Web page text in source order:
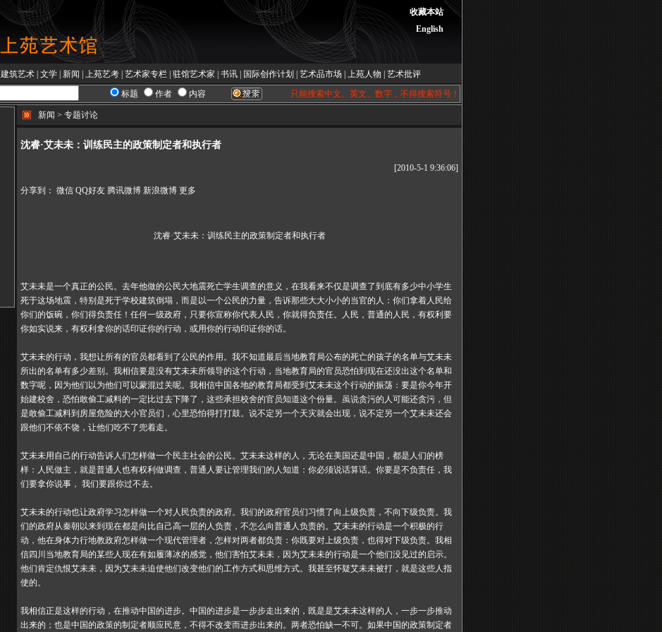
收藏本站
English
建筑艺术 文学 新闻 上苑艺考 艺术家专栏 驻馆艺术家 书讯 国际创作计划 艺术品市场 上苑人物
艺术批评
标题 作者 内容 只能搜索中文、英文、数字，不得搜索符号！
新闻 > 专题讨论
沈睿·艾未未：训练民主的政策制定者和执行者
[2010-5-1 9:36:06]
分享到： 微信 QQ好友 腾讯微博 新浪微博 更多
沈睿·艾未未：训练民主的政策制定者和执行者
艾未未是一个真正的公民。去年他做的公民大地震死亡学生调查的意义，在我看来不仅是调查了到底有多少中小学生
死于这场地震，特别是死于学校建筑倒塌，而是以一个公民的力量，告诉那些大大小小的当官的人：你们拿着人民给
你们的饭碗，你们得负责任！任何一级政府，只要你宣称你代表人民，你就得负责任。人民，普通的人民，有权利要
你如实说来，有权利拿你的话印证你的行动，或用你的行动印证你的话。
艾未未的行动，我想让所有的官员都看到了公民的作用。我不知道最后当地教育局公布的死亡的孩子的名单与艾未未
所出的名单有多少差别。我相信要是没有艾未未所领导的这个行动，当地教育局的官员恐怕到现在还没出这个名单和
数字呢，因为他们以为他们可以蒙混过关呢。我相信中国各地的教育局都受到艾未未这个行动的振荡：要是你今年开
始建校舍，恐怕敢偷工减料的一定比过去下降了，这些承担校舍的官员知道这个份量。虽说贪污的人可能还贪污，但
是敢偷工减料到房屋危险的大小官员们，心里恐怕得打打鼓。说不定另一个天灾就会出现，说不定另一个艾未未还会
跟他们不依不饶，让他们吃不了兜着走。
艾未未用自己的行动告诉人们怎样做一个民主社会的公民。艾未未这样的人，无论在美国还是中国，都是人们的榜
样：人民做主，就是普通人也有权利做调查，普通人要让管理我们的人知道：你必须说话算话。你要是不负责任，我
们要拿你说事， 我们要跟你过不去。
艾未未的行动也让政府学习怎样做一个对人民负责的政府。我们的政府官员们习惯了向上级负责，不向下级负责。我
们的政府从秦朝以来到现在都是向比自己高一层的人负责，不怎么向普通人负责的。艾未未的行动是一个积极的行
动，他在身体力行地教政府怎样做一个现代管理者，怎样对两者都负责：你既要对上级负责，也得对下级负责。我相
信四川当地教育局的某些人现在有如履薄冰的感觉，他们害怕艾未未，因为艾未未的行动是一个他们没见过的启示。
他们肯定仇恨艾未未，因为艾未未迫使他们改变他们的工作方式和思维方式。我甚至怀疑艾未未被打，就是这些人指
使的。
我相信正是这样的行动，在推动中国的进步。中国的进步是一步步走出来的，既是是艾未未这样的人，一步一步推动
出来的；也是中国的政策的制定者顺应民意，不得不改变而进步出来的。两者恐怕缺一不可。如果中国的政策制定者